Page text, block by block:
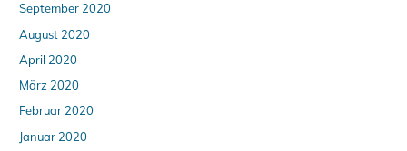
September 2020
August 2020
April 2020
März 2020
Februar 2020
Januar 2020